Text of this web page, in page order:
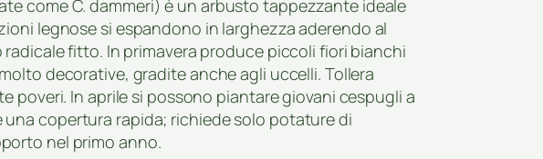
come C. dammeri) è un arbusto tappezzante ideale
legnose si espandono in larghezza aderendo al
fitto. In primavera produce piccoli fiori bianchi
decorative, gradite anche agli uccelli. Tollera
poveri. In aprile si possono piantare giovani cespugli a
copertura rapida; richiede solo potature di
nel primo anno.